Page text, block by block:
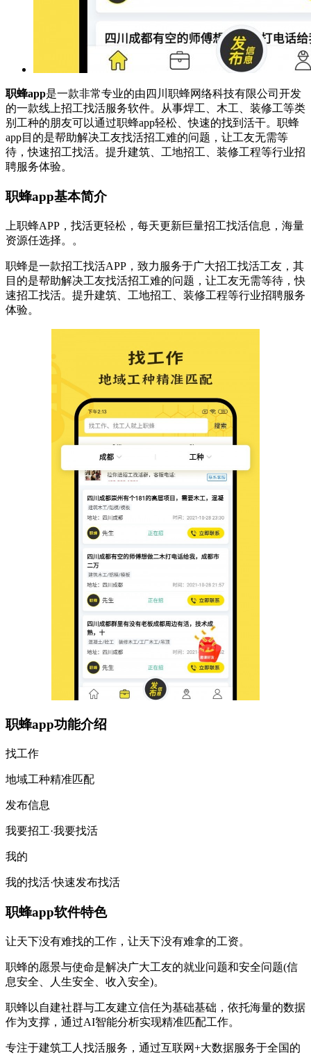
职蜂app是一款非常专业的由四川职蜂网络科技有限公司开发
的一款线上招工找活服务软件。从事焊工、木工、装修工等类
别工种的朋友可以通过职蜂app轻松、快速的找到活干。职蜂
app目的是帮助解决工友找活招工难的问题，让工友无需等
待，快速招工找活。提升建筑、工地招工、装修工程等行业招
聘服务体验。
职蜂app基本简介
上职蜂APP，找活更轻松，每天更新巨量招工找活信息，海量
资源任选择。。
职蜂是一款招工找活APP，致力服务于广大招工找活工友，其
目的是帮助解决工友找活招工难的问题，让工友无需等待，快
速招工找活。提升建筑、工地招工、装修工程等行业招聘服务
体验。
职蜂app功能介绍
找工作
地域工种精准匹配
发布信息
我要招工·我要找活
我的
我的找活·快速发布找活
职蜂app软件特色
让天下没有难找的工作，让天下没有难拿的工资。
职蜂的愿景与使命是解决广大工友的就业问题和安全问题(信
息安全、人生安全、收入安全)。
职蜂以自建社群与工友建立信任为基础基础，依托海量的数据
作为支撑，通过AI智能分析实现精准匹配工作。
专注于建筑工人找活服务，通过互联网+大数据服务于全国的